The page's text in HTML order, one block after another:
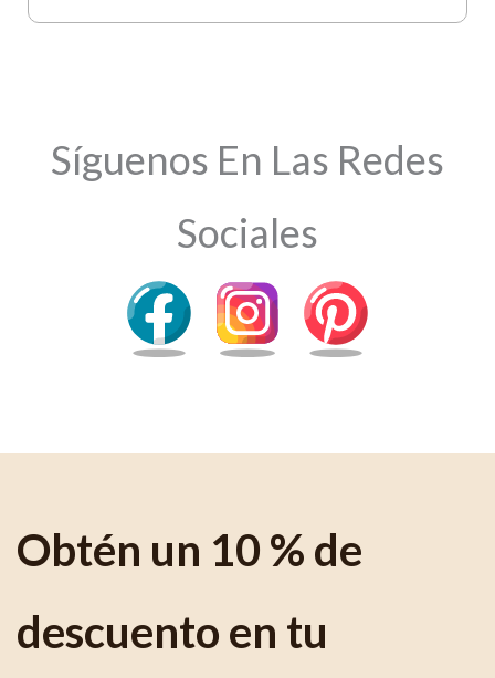
Síguenos En Las Redes
Sociales
Obtén un 10 % de
descuento en tu